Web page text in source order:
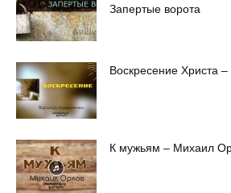
Запертые ворота
Воскресение Христа
К мужьям – Михаил